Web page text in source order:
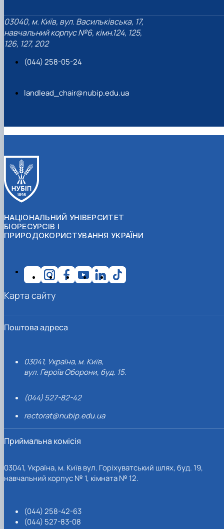
03040, м. Київ, вул. Васильківська, 17,
навчальний корпус №6, кімн.124, 125,
126, 127, 202
(044) 258-05-24
landlead_chair@nubip.edu.ua
НАЦІОНАЛЬНИЙ УНІВЕРСИТЕТ
БІОРЕСУРСІВ І
ПРИРОДОКОРИСТУВАННЯ УКРАЇНИ
Поштова адреса
03041, Україна, м. Київ,
вул. Героїв Оборони, буд. 15.
(044) 527-82-42
rectorat@nubip.edu.ua
Приймальна комісія
03041, Україна, м. Київ вул. Горіхуватський шлях, буд. 19,
навчальний корпус № 1, кімната № 12.
(044) 258-42-63
(044) 527-83-08
Карта сайту